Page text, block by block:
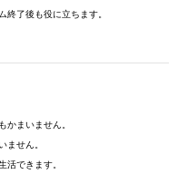
終了後も役に立ちます。
かまいません。
ません。
活できます。